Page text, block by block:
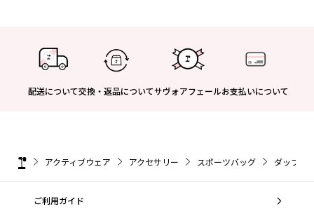
配送について交換・返品についてサヴォアフェールお支払いについて
アクティブウェア アクセサリー スポーツバッグ ダッフル
ご利用ガイド